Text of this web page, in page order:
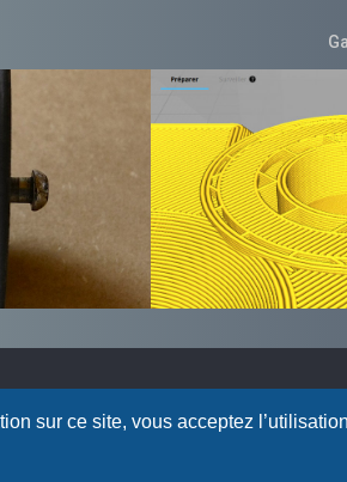
sur ce site, vous acceptez